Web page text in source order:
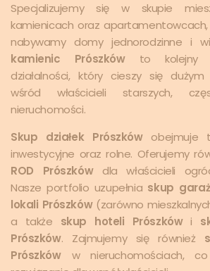
Specjalizujemy się w skupie
kamienicach oraz
nabywamy domy jednorodzinne i
kamienic Prószkówto kolejny
działalności, który cieszy się dużym
wśród właścicieli starszych,
nieruchomości.
Skup działek Prószkówobejmuje
inwestycyjne oraz rolne. Oferujemy
ROD Prószkówdla właścicieli
Nasze portfolio uzupełnia skup
lokali Prószków(zarówno
a także skup hoteli Prószkówi
Prószków. Zajmujemy się również
Prószkóww nieruchomościach,